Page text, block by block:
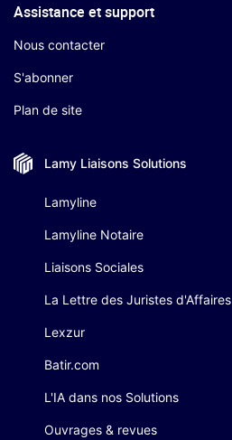
Assistance et support
Nous contacter
S'abonner
Plan de site
Lamy Liaisons Solutions
Lamyline
Lamyline Notaire
Liaisons Sociales
La Lettre des Juristes d'Affaires
Lexzur
Batir.com
L'IA dans nos Solutions
Ouvrages & revues